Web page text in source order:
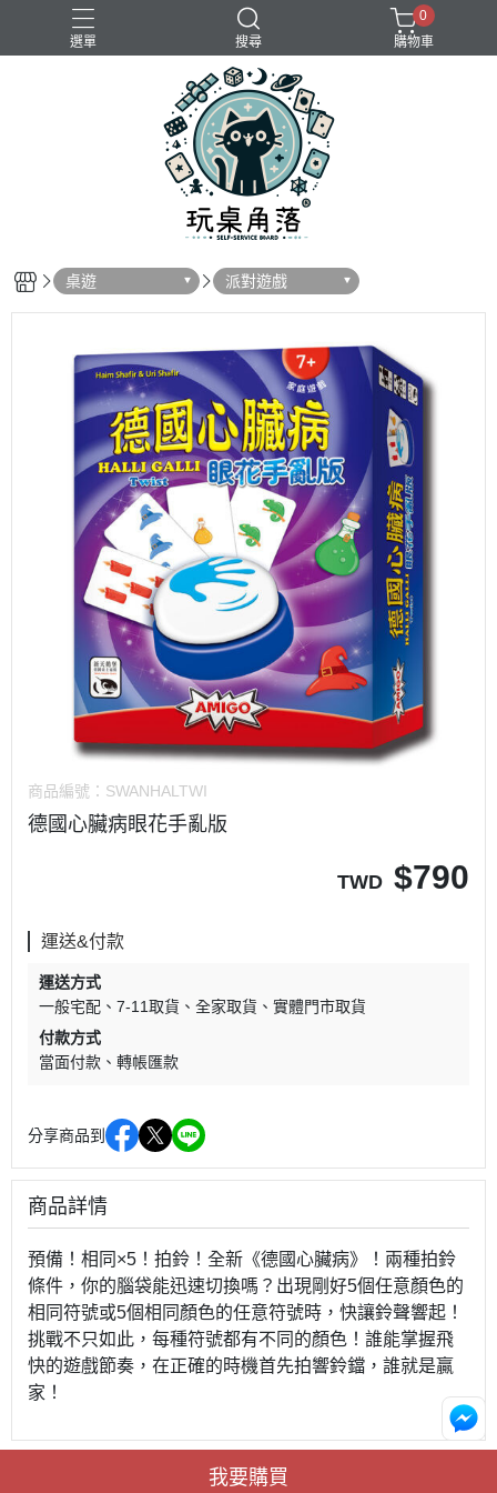
選單 搜尋
0
購物車
桌遊 派對遊戲
商品編號： SWANHALTWI
德國心臟病眼花手亂版
TWD $790
運送&付款
運送方式
一般宅配
7-11取貨 全家取貨
實體門市取貨
付款方式
當面付款
轉帳匯款
分享商品到
商品詳情
預備！相同×5！拍鈴！全新《德國心臟病》！兩種拍鈴
條件，你的腦袋能迅速切換嗎？出現剛好5個任意顏色的
相同符號或5個相同顏色的任意符號時，快讓鈴聲響起！
挑戰不只如此，每種符號都有不同的顏色！誰能掌握飛
快的遊戲節奏，在正確的時機首先拍響鈴鐺，誰就是贏
家！
我要購買